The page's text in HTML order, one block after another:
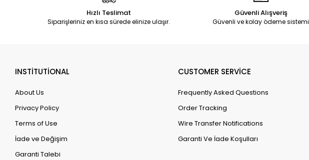
Hızlı Teslimat
Siparişleriniz en kısa sürede elinize ulaşır.
Güvenli Alışveriş
Güvenli ve kolay ödeme sistemi
INSTİTUTİONAL
About Us
Privacy Policy
Terms of Use
İade ve Değişim
Garanti Talebi
CUSTOMER SERVİCE
Frequently Asked Questions
Order Tracking
Wire Transfer Notifications
Garanti Ve İade Koşulları